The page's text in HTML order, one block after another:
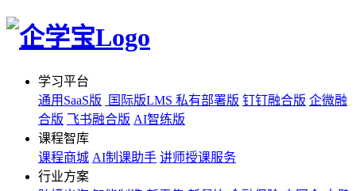
学习平台
通用SaaS版
国际版LMS 私有部署版 钉钉融合版 企微融
合版 飞书融合版 AI智练版
课程智库
课程商城 AI制课助手 讲师授课服务
行业方案